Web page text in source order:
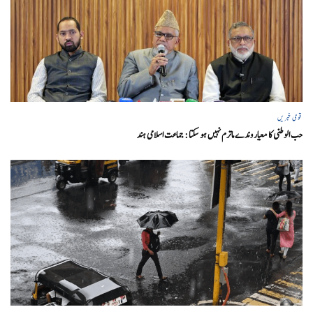
قومی خبریں
حب الوطنی کا معیار وندے ماترم نہیں ہو سکتا : جماعت اسلامی ہند